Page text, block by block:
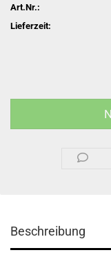
Art.Nr.:
Lieferzeit:
Beschreibung